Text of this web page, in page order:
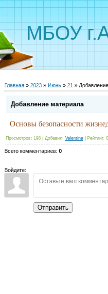
МБОУ
Главная » 2023 » Июнь » 21 »
Добавление материала
Основы безопасности
Просмотров: 198 Добавил: Valentina Рейтинг:
Всего комментариев: 0
Войдите:
Отправить